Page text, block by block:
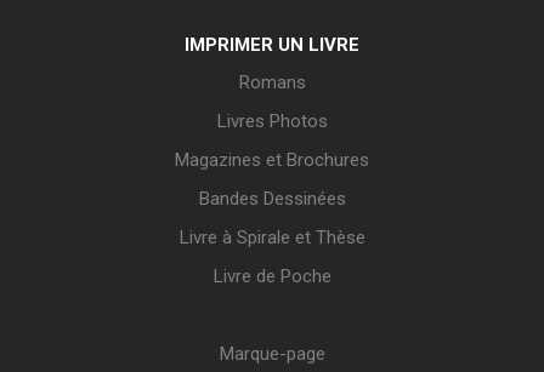
IMPRIMER UN LIVRE
Romans
Livres Photos
Magazines et Brochures
Bandes Dessinées
Livre à Spirale et Thèse
Livre de Poche
Marque-page